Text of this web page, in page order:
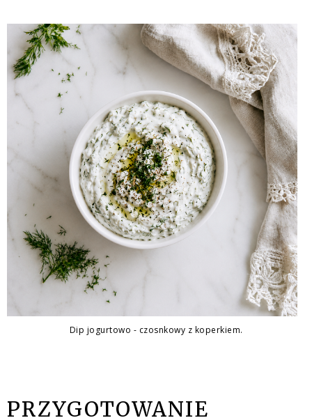
Dip jogurtowo - czosnkowy z koperkiem.
PRZYGOTOWANIE